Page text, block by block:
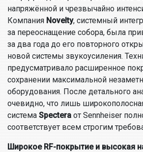
напряжённой и чрезвычайно
Компания Novelty, системный
за переоснащение собора, была
за два года до его повторного
новой системы звукоусиления.
предусматривало расширенное
сохранении максимальной
оборудования. После детального
очевидно, что лишь
система Spectera от Sennheiser
соответствует всем строгим
Широкое RF-покрытие и высокая